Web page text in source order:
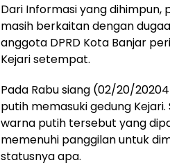
Dari Informasi yang dihimpun,
masih berkaitan dengan
anggota DPRD Kota Banjar
Kejari setempat.
Pada Rabu siang (02/20/
putih memasuki gedung
warna putih tersebut yang
memenuhi panggilan untuk
statusnya apa.